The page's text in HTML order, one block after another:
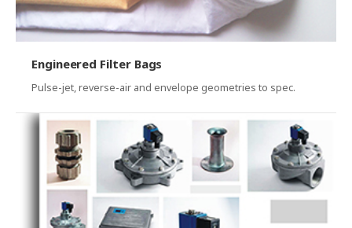
Engineered Filter Bags
Pulse-jet, reverse-air and envelope geometries to spec.